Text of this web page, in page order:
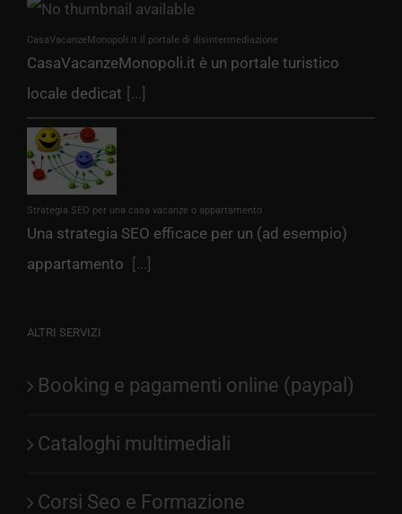
CasaVacanzeMonopoli.it il portale di disintermediazione
CasaVacanzeMonopoli.it è un portale turistico
locale dedicat [...]
Strategia SEO per una casa vacanze o appartamento
Una strategia SEO efficace per un (ad esempio)
appartamento
[...]
ALTRI SERVIZI
Booking e pagamenti online (paypal)
Cataloghi multimediali
Corsi Seo e Formazione